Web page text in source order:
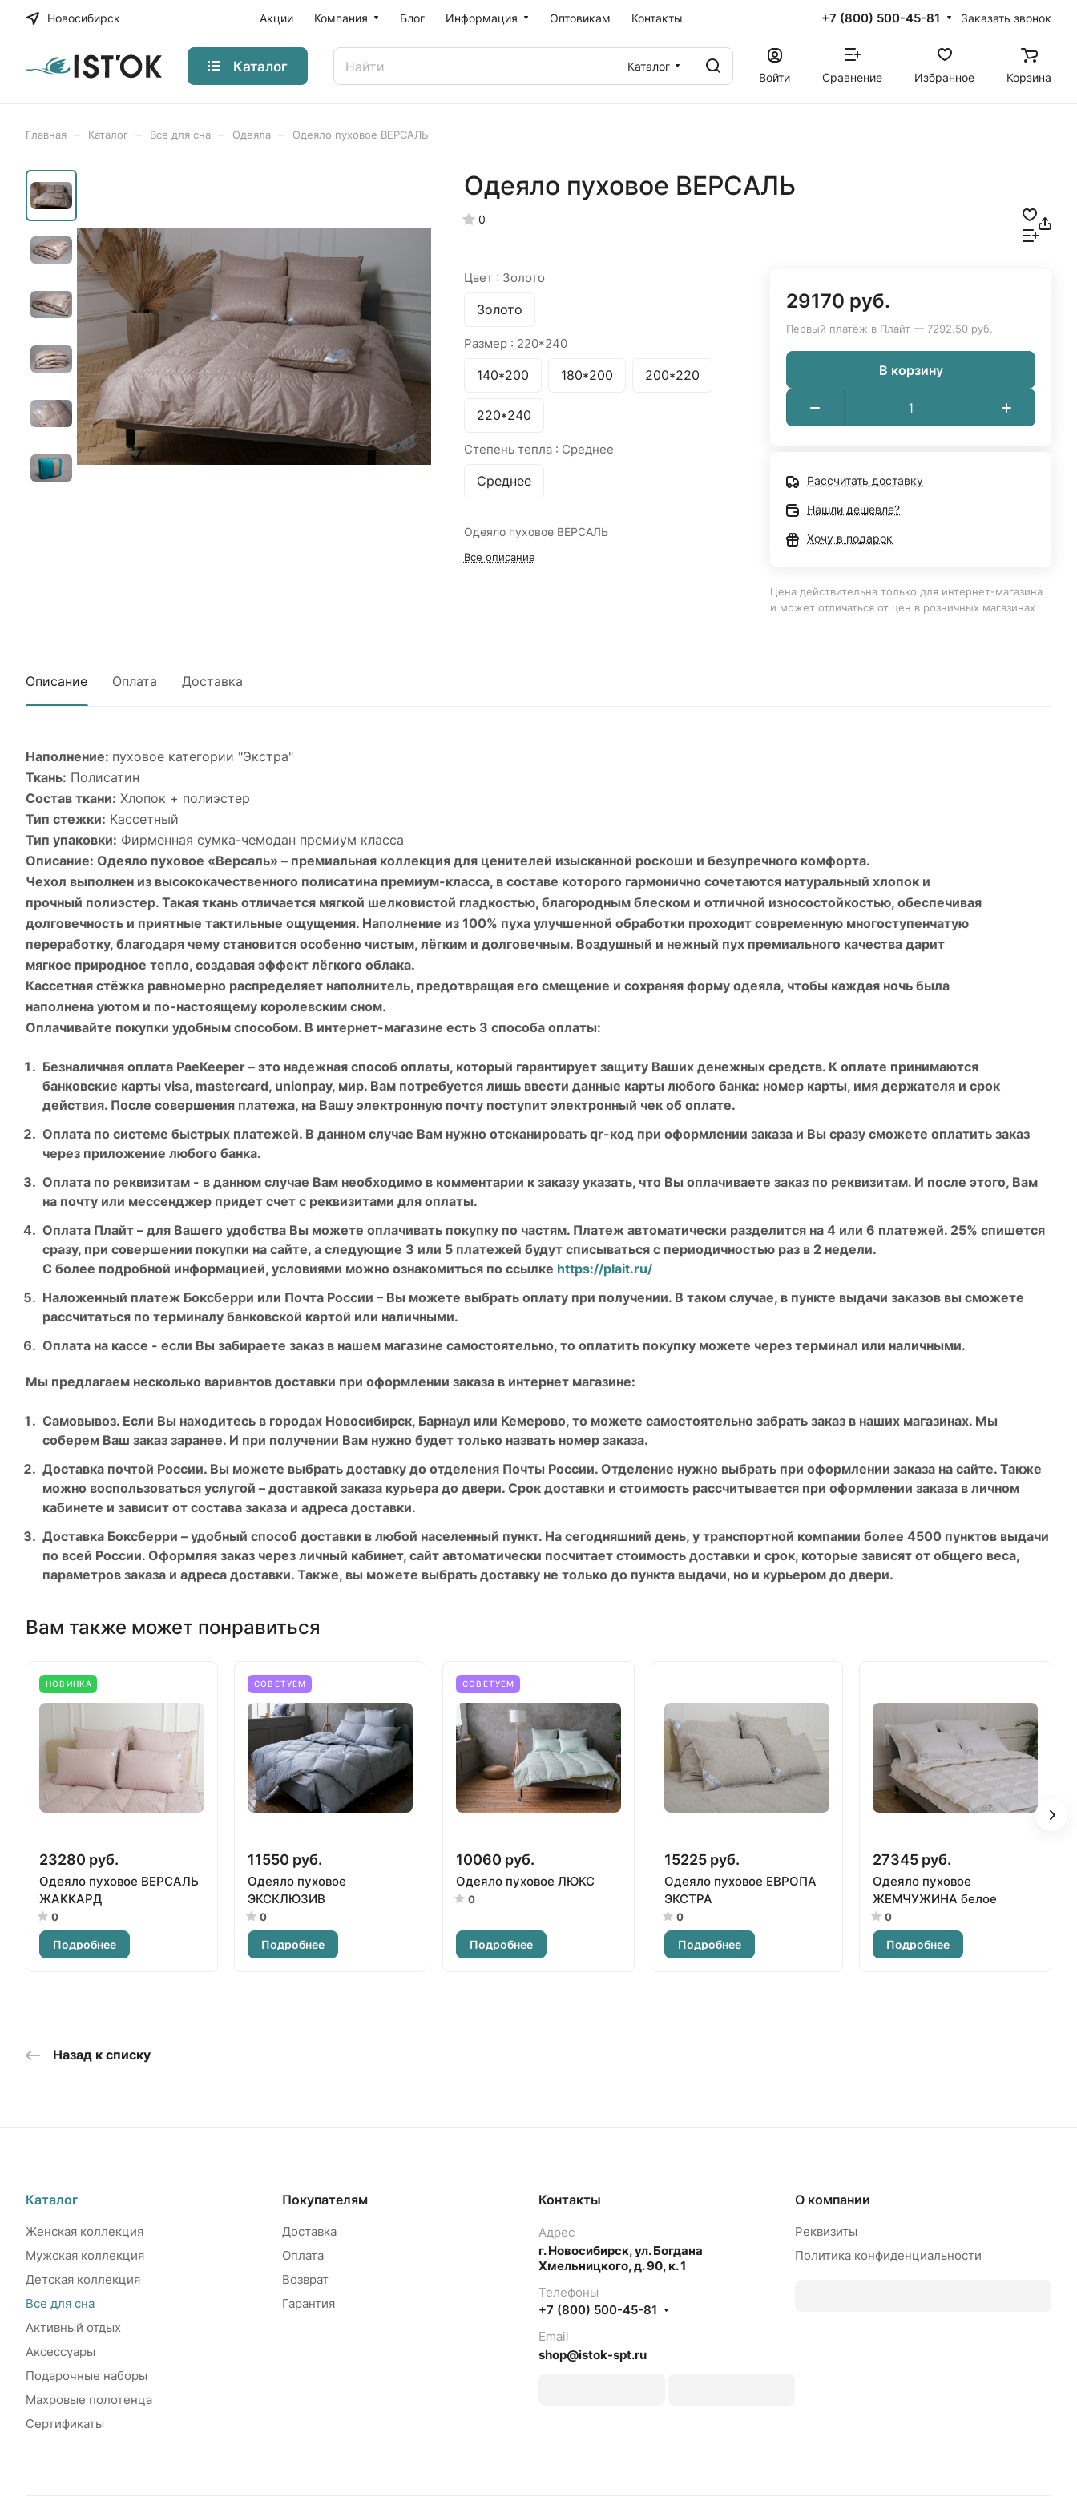
Новосибирск Акции Компания Блог Информация Оптовикам Контакты +7 (800) 500-45-81 Заказать звонок
Каталог
Каталог
Войти
Сравнение Избранное Корзина
Главная Каталог Все для сна Одеяла Одеяло пуховое ВЕРСАЛЬ
Одеяло пуховое ВЕРСАЛЬ
0
Цвет : Золото
Золото
Размер : 220*240
140*200 180*200 200*220
220*240
Степень тепла : Среднее
Среднее
Одеяло пуховое ВЕРСАЛЬ
Все описание
29170 руб.
Первый платёж в Плайт — 7292.50 руб.
В корзину
Рассчитать доставку
Нашли дешевле?
Хочу в подарок
Цена действительна только для интернет-магазина
и может отличаться от цен в розничных магазинах
Описание Оплата Доставка
Наполнение: пуховое категории "Экстра"
Ткань: Полисатин
Состав ткани: Хлопок + полиэстер
Тип стежки: Кассетный
Тип упаковки: Фирменная сумка-чемодан премиум класса
Описание: Одеяло пуховое «Версаль» – премиальная коллекция для ценителей изысканной роскоши и безупречного комфорта.
Чехол выполнен из высококачественного полисатина премиум-класса, в составе которого гармонично сочетаются натуральный хлопок и
прочный полиэстер. Такая ткань отличается мягкой шелковистой гладкостью, благородным блеском и отличной износостойкостью, обеспечивая
долговечность и приятные тактильные ощущения. Наполнение из 100% пуха улучшенной обработки проходит современную многоступенчатую
переработку, благодаря чему становится особенно чистым, лёгким и долговечным. Воздушный и нежный пух премиального качества дарит
мягкое природное тепло, создавая эффект лёгкого облака.
Кассетная стёжка равномерно распределяет наполнитель, предотвращая его смещение и сохраняя форму одеяла, чтобы каждая ночь была
наполнена уютом и по-настоящему королевским сном.
Оплачивайте покупки удобным способом. В интернет-магазине есть 3 способа оплаты:
Безналичная оплата PaeKeeper – это надежная способ оплаты, который гарантирует защиту Ваших денежных средств. К оплате принимаются
банковские карты visa, mastercard, unionpay, мир. Вам потребуется лишь ввести данные карты любого банка: номер карты, имя держателя и срок
действия. После совершения платежа, на Вашу электронную почту поступит электронный чек об оплате.
Оплата по системе быстрых платежей. В данном случае Вам нужно отсканировать qr-код при оформлении заказа и Вы сразу сможете оплатить заказ
через приложение любого банка.
Оплата по реквизитам - в данном случае Вам необходимо в комментарии к заказу указать, что Вы оплачиваете заказ по реквизитам. И после этого, Вам
на почту или мессенджер придет счет с реквизитами для оплаты.
Оплата Плайт – для Вашего удобства Вы можете оплачивать покупку по частям. Платеж автоматически разделится на 4 или 6 платежей. 25% спишется
сразу, при совершении покупки на сайте, а следующие 3 или 5 платежей будут списываться с периодичностью раз в 2 недели.
С более подробной информацией, условиями можно ознакомиться по ссылке https://plait.ru/
Наложенный платеж Боксберри или Почта России – Вы можете выбрать оплату при получении. В таком случае, в пункте выдачи заказов вы сможете
рассчитаться по терминалу банковской картой или наличными.
Оплата на кассе - если Вы забираете заказ в нашем магазине самостоятельно, то оплатить покупку можете через терминал или наличными.
Мы предлагаем несколько вариантов доставки при оформлении заказа в интернет магазине:
Самовывоз. Если Вы находитесь в городах Новосибирск, Барнаул или Кемерово, то можете самостоятельно забрать заказ в наших магазинах. Мы
соберем Ваш заказ заранее. И при получении Вам нужно будет только назвать номер заказа.
Доставка почтой России. Вы можете выбрать доставку до отделения Почты России. Отделение нужно выбрать при оформлении заказа на сайте. Также
можно воспользоваться услугой – доставкой заказа курьера до двери. Срок доставки и стоимость рассчитывается при оформлении заказа в личном
кабинете и зависит от состава заказа и адреса доставки.
Доставка Боксберри – удобный способ доставки в любой населенный пункт. На сегодняшний день, у транспортной компании более 4500 пунктов выдачи
по всей России. Оформляя заказ через личный кабинет, сайт автоматически посчитает стоимость доставки и срок, которые зависят от общего веса,
параметров заказа и адреса доставки. Также, вы можете выбрать доставку не только до пункта выдачи, но и курьером до двери.
Вам также может понравиться
НОВИНКА
23280 руб.
Одеяло пуховое ВЕРСАЛЬ
ЖАККАРД
0
Подробнее
СОВЕТУЕМ
11550 руб.
Одеяло пуховое
ЭКСКЛЮЗИВ
0
Подробнее
СОВЕТУЕМ
10060 руб.
Одеяло пуховое ЛЮКС
0
Подробнее
15225 руб.
Одеяло пуховое ЕВРОПА
ЭКСТРА
0
Подробнее
27345 руб.
Одеяло пуховое
ЖЕМЧУЖИНА белое
0
Подробнее
Назад к списку
Каталог
Женская коллекция
Мужская коллекция
Детская коллекция
Все для сна
Активный отдых
Аксессуары
Подарочные наборы
Махровые полотенца
Сертификаты
Покупателям
Доставка
Оплата
Возврат
Гарантия
Контакты
Адрес
г. Новосибирск, ул. Богдана
Хмельницкого, д. 90, к. 1
Телефоны
+7 (800) 500-45-81
Email
shop@istok-spt.ru
О компании
Реквизиты
Политика конфиденциальности